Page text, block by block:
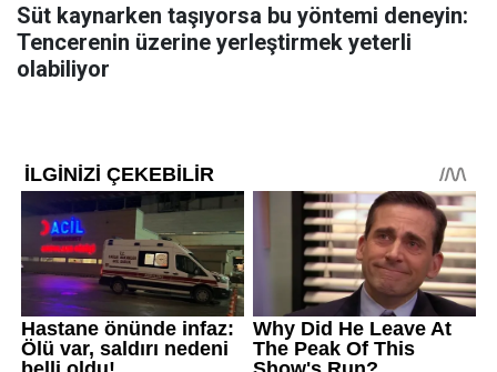
Süt kaynarken taşıyorsa bu yöntemi deneyin:
Tencerenin üzerine yerleştirmek yeterli
olabiliyor